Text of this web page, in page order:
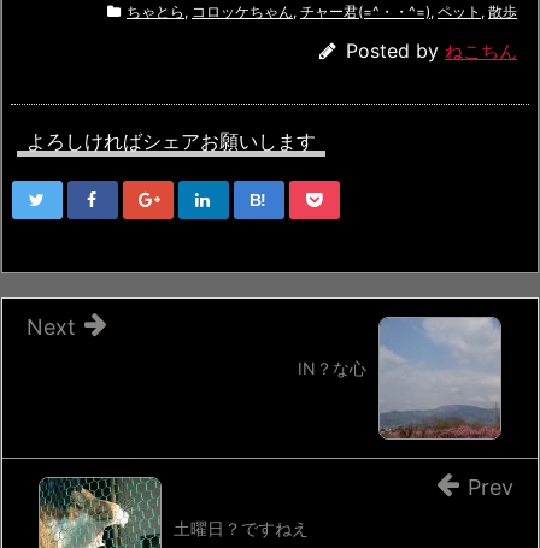
ちゃとら , コロッケちゃん, チャー君(=^・・^=), ペット , 散歩
Posted by ねこちん
よろしければシェアお願いします
B!
IN？な心
Next
土曜日？ですねえ
Prev